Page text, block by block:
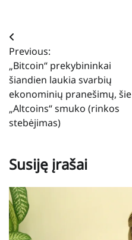
Navigacija
tarp
įrašų
Previous:
„Bitcoin“ prekybininkai
šiandien laukia svarbių
ekonominių pranešimų, šie
„Altcoins“ smuko (rinkos
stebėjimas)
Susiję įrašai